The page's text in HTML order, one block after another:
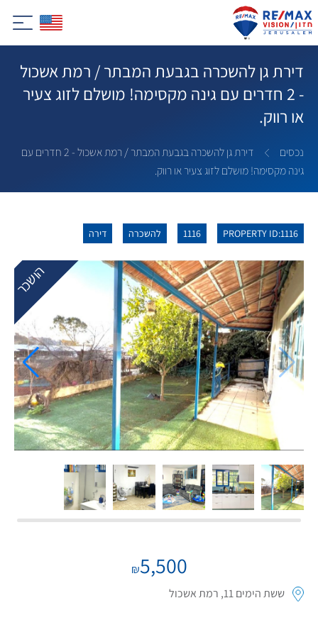
דירת גן להשכרה בגבעת המבתר / רמת אשכול
- 2 חדרים עם גינה מקסימה! מושלם לזוג צעיר
או רווק.
נכסים
דירת גן להשכרה בגבעת המבתר / רמת אשכול - 2 חדרים עם
גינה מקסימה! מושלם לזוג צעיר או רווק.
PROPERTY ID:1116
1116 להשכרה דירה
הושכר
₪5,500
ששת הימים 11, רמת אשכול